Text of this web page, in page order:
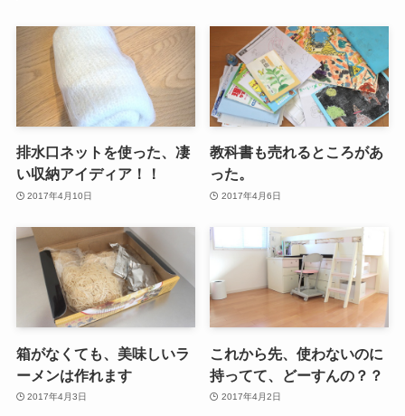
排水口ネットを使った、凄
い収納アイディア！！
2017年4月10日
教科書も売れるところがあ
った。
2017年4月6日
箱がなくても、美味しいラ
ーメンは作れます
2017年4月3日
これから先、使わないのに
持ってて、どーすんの？？
2017年4月2日